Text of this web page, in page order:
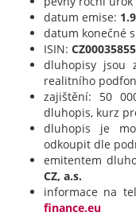
datum emise:
datum konečné
ISIN:
dluhopisy jsou
realitního
zajištění: 50
dluhopis, kurz
dluhopis je
odkoupit dle
emitentem
CZ, a.s.
informace na
finance.eu